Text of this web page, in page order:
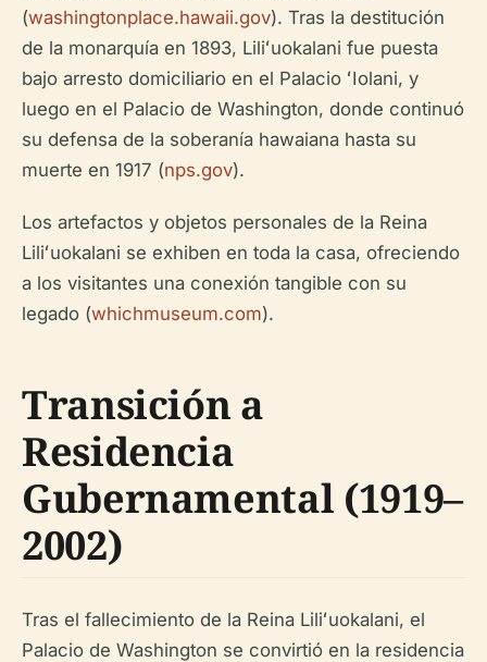
(washingtonplace.hawaii.gov). Tras la destitución
de la monarquía en 1893, Liliʻuokalani fue puesta
bajo arresto domiciliario en el Palacio ʻIolani, y
luego en el Palacio de Washington, donde continuó
su defensa de la soberanía hawaiana hasta su
muerte en 1917 (nps.gov).
Los artefactos y objetos personales de la Reina
Liliʻuokalani se exhiben en toda la casa, ofreciendo
a los visitantes una conexión tangible con su
legado (whichmuseum.com).
Transición a
Residencia
Gubernamental (1919–
2002)
Tras el fallecimiento de la Reina Liliʻuokalani, el
Palacio de Washington se convirtió en la residencia